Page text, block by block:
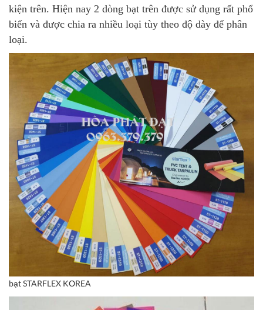
kiện trên. Hiện nay 2 dòng bạt trên được sử dụng rất phổ
biến và được chia ra nhiều loại tùy theo độ dày để phân
loại.
bạt STARFLEX KOREA